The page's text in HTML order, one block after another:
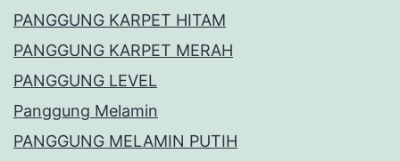
PANGGUNG KARPET HITAM
PANGGUNG KARPET MERAH
PANGGUNG LEVEL
Panggung Melamin
PANGGUNG MELAMIN PUTIH